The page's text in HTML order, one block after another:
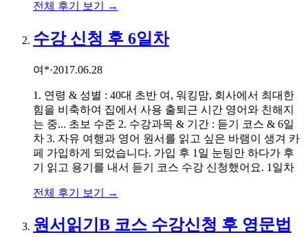
전체 후기 보기 →
수강 신청 후 6일차
여*·2017.06.28
1. 연령 & 성별 : 40대 초반 여, 워킹맘, 회사에서 최대한
힘을 비축하여 집에서 사용 출퇴근 시간 영어와 친해지
는 중... 초보 수준 2. 수강과목 & 기간 : 듣기 코스 & 6일
차 3. 자유 여행과 영어 원서를 읽고 싶은 바램이 생겨 카
페 가입하게 되었습니다. 가입 후 1일 눈팅만 하다가 후
기 읽고 용기를 내서 듣기 코스 수강 신청했어요. 1일차
전체 후기 보기 →
원서읽기B 코스 수강신청 후 영문법